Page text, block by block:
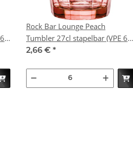
Rock Bar Lounge Peach
Tumbler 27cl stapelbar (VPE 6
St.)
2,66 € *